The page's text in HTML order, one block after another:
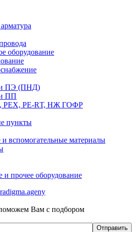
оборудование
ПЭ (ПНД)
ПП
РЕХ, РЕ-RТ, НЖ ГОФР
пункты
вспомогательные материалы
и прочее оборудование
Вам с подбором
Отправить